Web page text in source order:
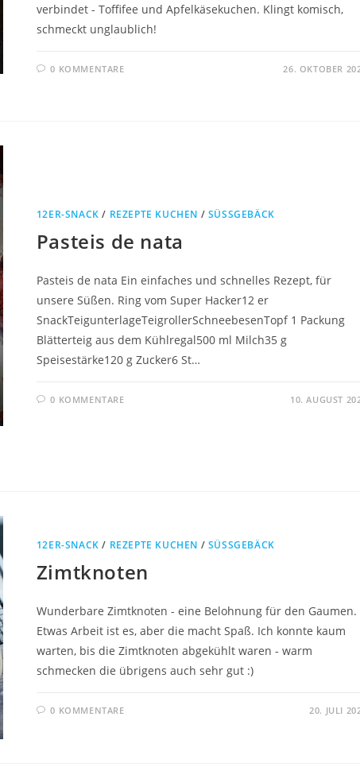
verbindet - Toffifee und Apfelkäsekuchen. Klingt komisch,
schmeckt unglaublich!
0 KOMMENTARE 26. OKTOBER
12ER-SNACK / REZEPTE KUCHEN / SÜSSGEBÄCK
Pasteis de nata
Pasteis de nata Ein einfaches und schnelles Rezept, für
unsere Süßen. Ring vom Super Hacker12 er
SnackTeigunterlageTeigrollerSchneebesenTopf 1 Packung
Blätterteig aus dem Kühlregal500 ml Milch35 g
Speisestärke120 g Zucker6 St…
0 KOMMENTARE 10. AUGUST
12ER-SNACK / REZEPTE KUCHEN / SÜSSGEBÄCK
Zimtknoten
Wunderbare Zimtknoten - eine Belohnung für den Gaumen.
Etwas Arbeit ist es, aber die macht Spaß. Ich konnte kaum
warten, bis die Zimtknoten abgekühlt waren - warm
schmecken die übrigens auch sehr gut :)
0 KOMMENTARE 20. JULI